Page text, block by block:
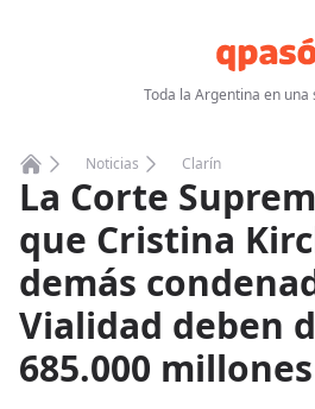
Toda la Argentina en una
Home
Noticias Clarín
La Corte
que Cristina
demás
Vialidad deben
685.000 millones